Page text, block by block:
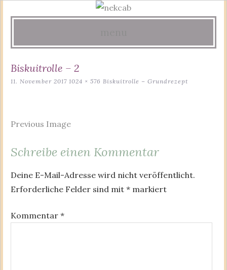
to
Biskuitrolle – 2
11. November 2017 1024 × 576 Biskuitrolle – Grundrezept
Previous Image
Schreibe einen Kommentar
Deine E-Mail-Adresse wird nicht veröffentlicht.
Erforderliche Felder sind mit * markiert
Kommentar *